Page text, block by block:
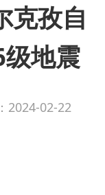
克孜自
地震
2024-02-22